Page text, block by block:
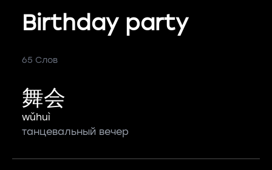
Birthday party
65 Слов
舞会
wǔhuì
танцевальный вечер